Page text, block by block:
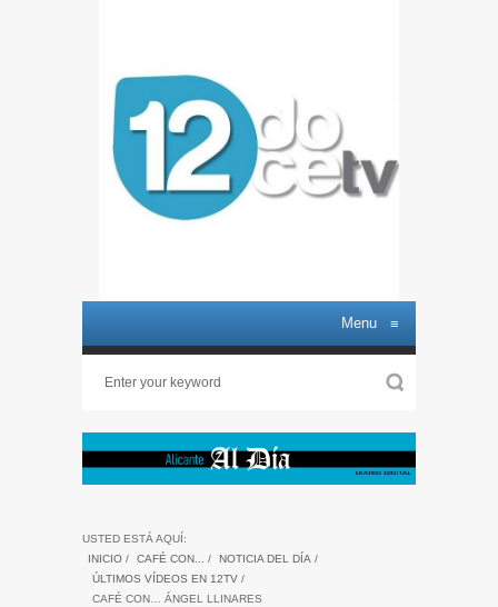
Menu ≡
USTED ESTÁ AQUÍ:
INICIO / CAFÉ CON... / NOTICIA DEL DÍA /
ÚLTIMOS VÍDEOS EN 12TV /
CAFÉ CON… ÁNGEL LLINARES